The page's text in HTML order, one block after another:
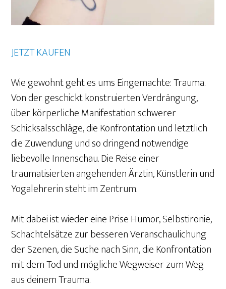
JETZT KAUFEN
Wie gewohnt geht es ums Eingemachte: Trauma.
Von der geschickt konstruierten Verdrängung,
über körperliche Manifestation schwerer
Schicksalsschläge, die Konfrontation und letztlich
die Zuwendung und so dringend notwendige
liebevolle Innenschau. Die Reise einer
traumatisierten angehenden Ärztin, Künstlerin und
Yogalehrerin steht im Zentrum.
Mit dabei ist wieder eine Prise Humor, Selbstironie,
Schachtelsätze zur besseren Veranschaulichung
der Szenen, die Suche nach Sinn, die Konfrontation
mit dem Tod und mögliche Wegweiser zum Weg
aus deinem Trauma.